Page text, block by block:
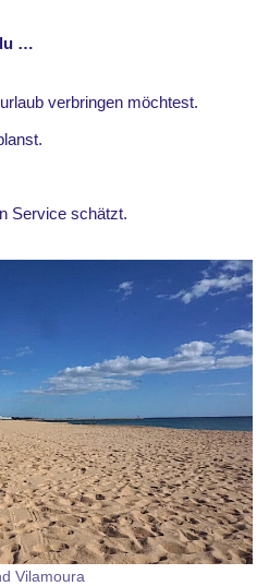
…
verbringen möchtest.
Service schätzt.
Vilamoura